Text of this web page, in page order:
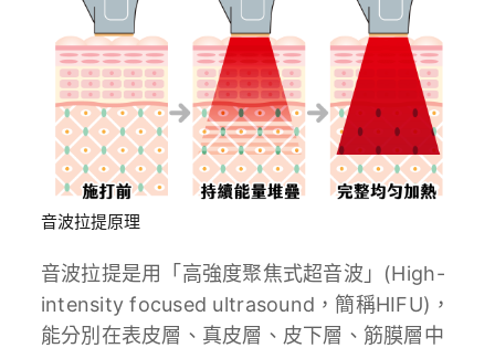
音波拉提原理
音波拉提是用「高強度聚焦式超音波」(High-
intensity focused ultrasound，簡稱HIFU)，
能分別在表皮層、真皮層、皮下層、筋膜層中